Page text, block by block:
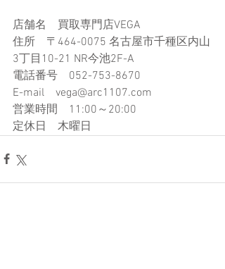
店舗名　買取専門店VEGA
住所　〒464-0075 名古屋市千種区内山
3丁目10-21​ NR今池2F-A
電話番号　052-753-8670
E-mail　vega@arc1107.com​
営業時間　11:00～20:00
定休日　木曜日